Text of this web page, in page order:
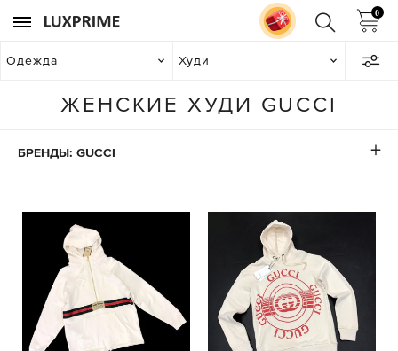
0
Одежда Худи
ЖЕНСКИЕ ХУДИ GUCCI
БРЕНДЫ: GUCCI